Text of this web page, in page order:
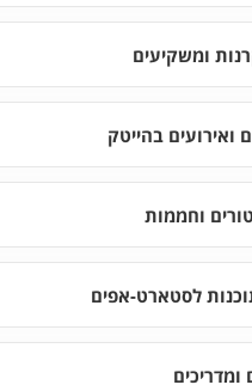
ומשקיעים
ואירועים בהייטק
וחממות
לסטארט-אפים